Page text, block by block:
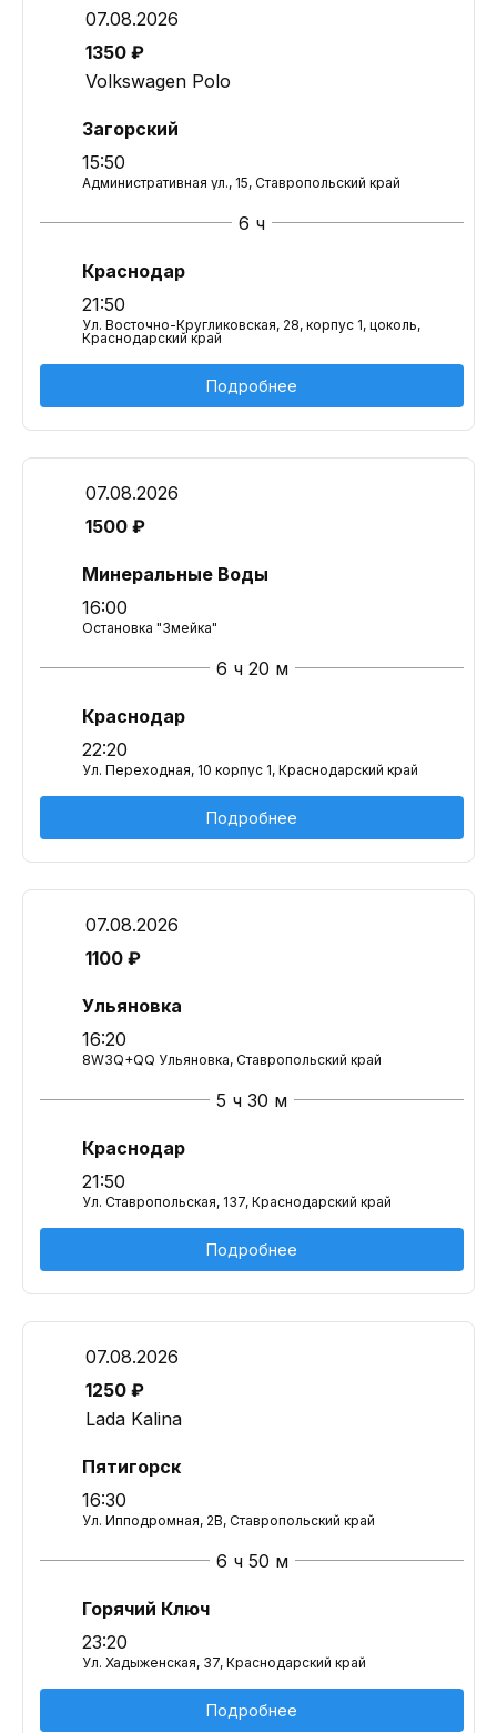
07.08.2026
1350 ₽
Volkswagen Polo
Загорский
15:50
Административная ул., 15, Ставропольский край
6 ч
Краснодар
21:50
Ул. Восточно-Кругликовская, 28, корпус 1, цоколь,
Краснодарский край
Подробнее
07.08.2026
1500 ₽
Минеральные Воды
16:00
Остановка "Змейка"
6 ч 20 м
Краснодар
22:20
Ул. Переходная, 10 корпус 1, Краснодарский край
Подробнее
07.08.2026
1100 ₽
Ульяновка
16:20
8W3Q+QQ Ульяновка, Ставропольский край
5 ч 30 м
Краснодар
21:50
Ул. Ставропольская, 137, Краснодарский край
Подробнее
07.08.2026
1250 ₽
Lada Kalina
Пятигорск
16:30
Ул. Ипподромная, 2В, Ставропольский край
6 ч 50 м
Горячий Ключ
23:20
Ул. Хадыженская, 37, Краснодарский край
Подробнее